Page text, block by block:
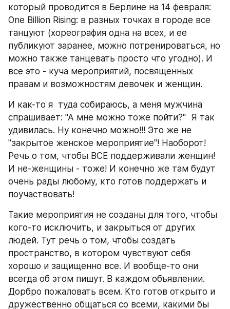
который проводится в Берлине на 14 февраля:
One Billion Rising: в разных точках в городе все
танцуют (хореография одна на всех, и ее
публикуют заранее, можно потренироваться, но
можно также танцевать просто что угодно). И
все это - куча мероприятий, посвященных
правам и возможностям девочек и женщин.
И как-то я  туда собираюсь, а меня мужчина
спрашивает: "А мне можно тоже пойти?"  Я так
удивилась. Ну конечно можно!!! Это же не
"закрытое женское мероприятие"! Наоборот!
Речь о том, чтобы ВСЕ поддерживали женщин!
И не-женщины - тоже! И конечно же там будут
очень рады любому, кто готов поддержать и
поучаствовать!
Такие мероприятия не созданы для того, чтобы
кого-то исключить, и закрыться от других
людей. Тут речь о том, чтобы создать
пространство, в котором чувствуют себя
хорошо и защищенно все. И вообще-то они
всегда об этом пишут. В каждом объявлении.
Дорбро пожаловать всем. Кто готов открыто и
дружественно общаться со всеми, какими бы